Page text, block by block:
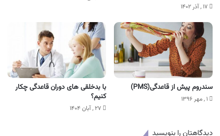
۱۷ , آذر ۱۴۰۲
سندروم پیش از قاعدگی(PMS)
۱ , مهر ۱۳۹۶
با بدخلقی های دوران قاعدگی چکار
کنیم؟
۲۷ , آبان ۱۴۰۴
دیدگاهتان را بنویسید